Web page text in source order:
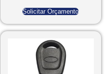
Solicitar Orçamento